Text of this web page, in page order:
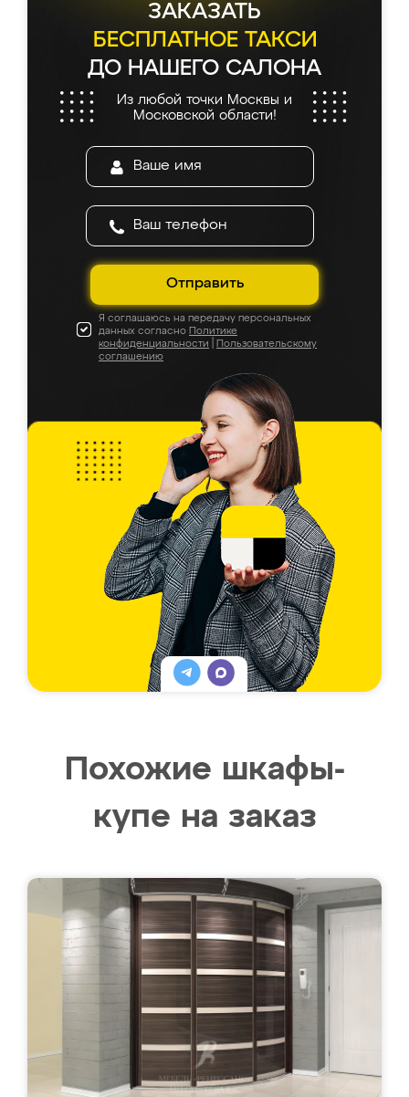
ЗАКАЗАТЬ
БЕСПЛАТНОЕ ТАКСИ
ДО НАШЕГО САЛОНА
Из любой точки Москвы и
Московской области!
Отправить
Я соглашаюсь на передачу персональных
данных согласно Политике
конфиденциальности
Пользовательскому
соглашению
Похожие шкафы-
купе на заказ